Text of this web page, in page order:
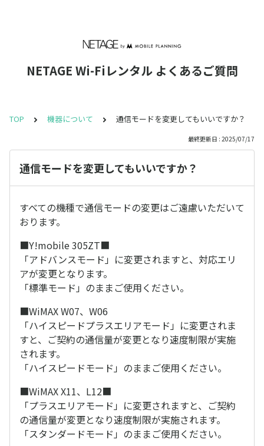
NETAGE Wi-Fiレンタル よくあるご質問
TOP 機器について 通信モードを変更してもいいですか？
最終更新日 : 2025/07/17
通信モードを変更してもいいですか？
すべての機種で通信モードの変更はご遠慮いただいて
おります。
■Y!mobile 305ZT■
「アドバンスモード」に変更されますと、対応エリ
アが変更となります。
「標準モード」のままご使用ください。
■WiMAX W07、W06
「ハイスピードプラスエリアモード」に変更されま
すと、ご契約の通信量が変更となり速度制限が実施
されます。
「ハイスピードモード」のままご使用ください。
■WiMAX X11、L12■
「プラスエリアモード」に変更されますと、ご契約
の通信量が変更となり速度制限が実施されます。
「スタンダードモード」のままご使用ください。